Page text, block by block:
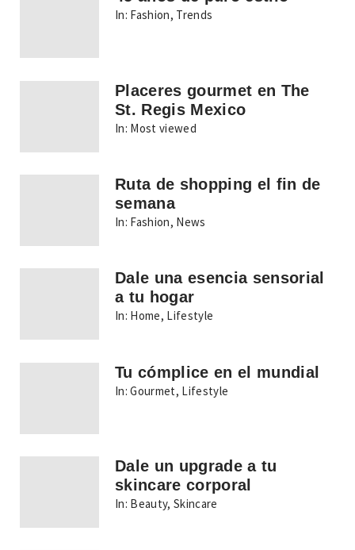
In: Fashion, Trends
Placeres gourmet en The
St. Regis Mexico
In: Most viewed
Ruta de shopping el fin de
semana
In: Fashion, News
Dale una esencia sensorial
a tu hogar
In: Home, Lifestyle
Tu cómplice en el mundial
In: Gourmet, Lifestyle
Dale un upgrade a tu
skincare corporal
In: Beauty,Skincare